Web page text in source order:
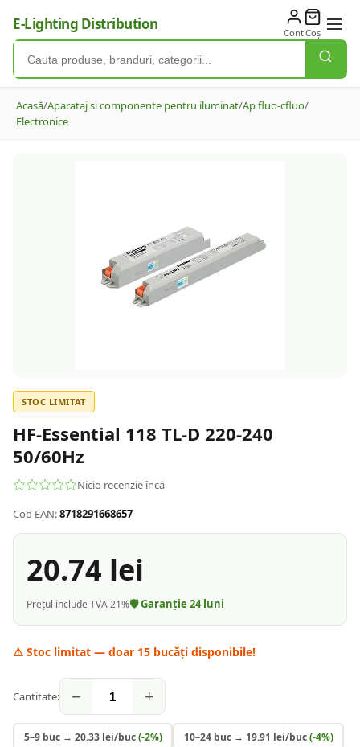
E-Lighting Distribution ContCoș
Acasă/Aparataj si componente pentru iluminat/Ap fluo-cfluo/
Electronice
STOC LIMITAT
HF-Essential 118 TL-D 220-240
50/60Hz
Nicio recenzie încă
Cod EAN:8718291668657
20.74 lei
Prețul include TVA 21%🛡️ Garanție 24luni
⚠️ Stoc limitat — doar 15 bucăți disponibile!
Cantitate: − +
5–9 buc→ 20.33lei/buc(-2%) 10–24 buc→ 19.91 lei/buc(-4%)